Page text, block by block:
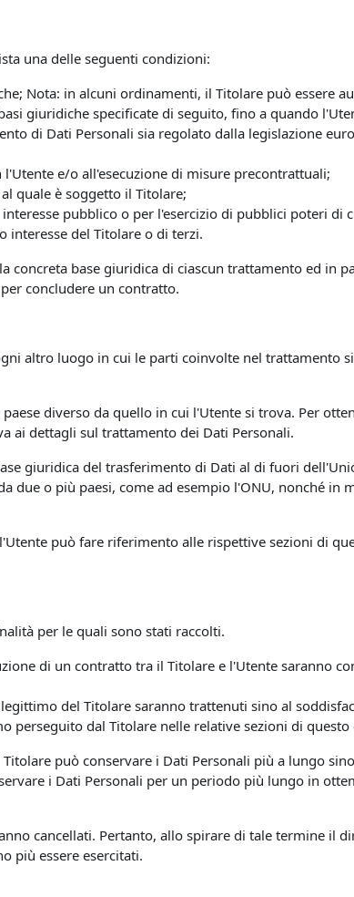
una delle seguenti condizioni:
Nota: in alcuni ordinamenti, il Titolare può essere
giuridiche specificate di seguito, fino a quando
di Dati Personali sia regolato dalla legislazione
e/o all'esecuzione di misure precontrattuali;
quale è soggetto il Titolare;
pubblico o per l'esercizio di pubblici poteri di
interesse del Titolare o di terzi.
concreta base giuridica di ciascun trattamento ed in
concludere un contratto.
altro luogo in cui le parti coinvolte nel trattamento
diverso da quello in cui l'Utente si trova. Per
ai dettagli sul trattamento dei Dati Personali.
giuridica del trasferimento di Dati al di fuori
o più paesi, come ad esempio l'ONU, nonché in
può fare riferimento alle rispettive sezioni di
per le quali sono stati raccolti.
di un contratto tra il Titolare e l'Utente saranno
del Titolare saranno trattenuti sino al
dal Titolare nelle relative sezioni di
può conservare i Dati Personali più a lungo
i Dati Personali per un periodo più lungo in
cancellati. Pertanto, allo spirare di tale termine il
più essere esercitati.